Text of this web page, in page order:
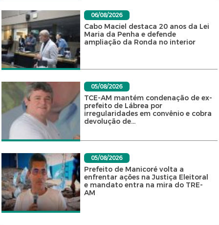
06/08/2026
Cabo Maciel destaca 20 anos da Lei
Maria da Penha e defende
ampliação da Ronda no interior
05/08/2026
TCE-AM mantém condenação de ex-
prefeito de Lábrea por
irregularidades em convênio e cobra
devolução de...
05/08/2026
Prefeito de Manicoré volta a
enfrentar ações na Justiça Eleitoral
e mandato entra na mira do TRE-
AM